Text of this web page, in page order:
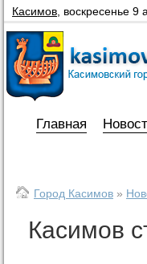
Касимов воскресенье 9
Главная
Город Касимов »
Касимов